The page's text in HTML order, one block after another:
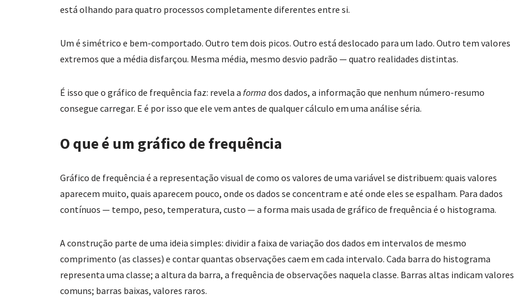
está olhando para quatro processos completamente diferentes entre si.
Um é simétrico e bem-comportado. Outro tem dois picos. Outro está deslocado para um lado. Outro tem valores
extremos que a média disfarçou. Mesma média, mesmo desvio padrão — quatro realidades distintas.
É isso que o gráfico de frequência faz: revela a forma dos dados, a informação que nenhum número-resumo
consegue carregar. E é por isso que ele vem antes de qualquer cálculo em uma análise séria.
O que é um gráfico de frequência
Gráfico de frequência é a representação visual de como os valores de uma variável se distribuem: quais valores
aparecem muito, quais aparecem pouco, onde os dados se concentram e até onde eles se espalham. Para dados
contínuos — tempo, peso, temperatura, custo — a forma mais usada de gráfico de frequência é o histograma.
A construção parte de uma ideia simples: dividir a faixa de variação dos dados em intervalos de mesmo
comprimento (as classes) e contar quantas observações caem em cada intervalo. Cada barra do histograma
representa uma classe; a altura da barra, a frequência de observações naquela classe. Barras altas indicam valores
comuns; barras baixas, valores raros.